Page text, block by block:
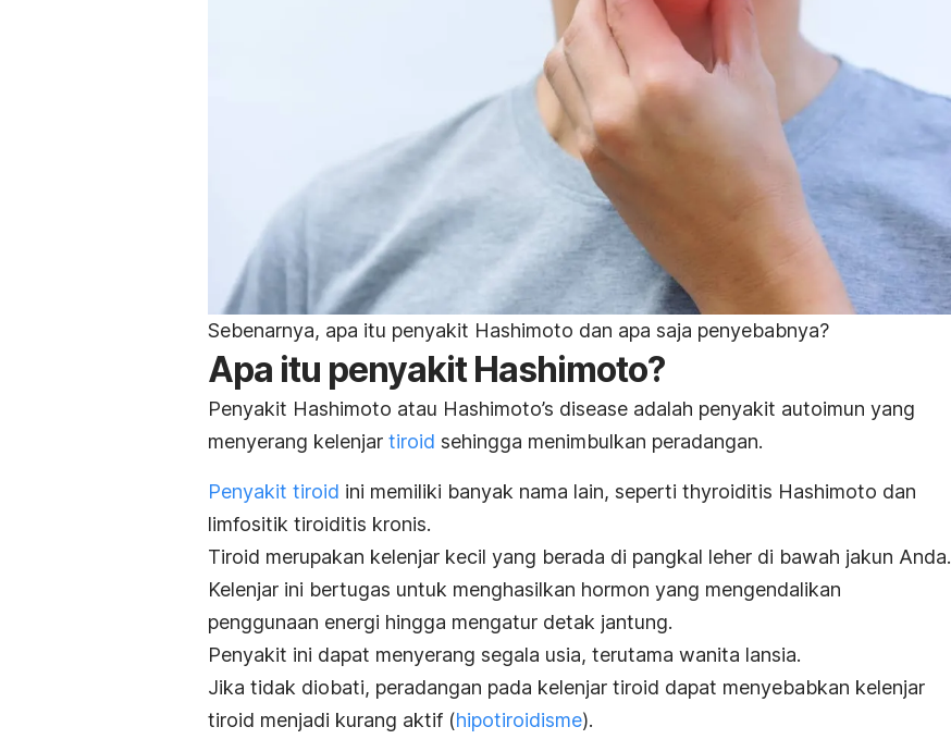
Sebenarnya, apa itu penyakit Hashimoto dan apa saja penyebabnya?
Apa itu penyakit Hashimoto?
Penyakit Hashimoto atau Hashimoto’s disease adalah penyakit autoimun yang
menyerang kelenjar tiroid sehingga menimbulkan peradangan.
Penyakit tiroid ini memiliki banyak nama lain, seperti thyroiditis Hashimoto dan
limfositik tiroiditis kronis.
Tiroid merupakan kelenjar kecil yang berada di pangkal leher di bawah jakun Anda.
Kelenjar ini bertugas untuk menghasilkan hormon yang mengendalikan
penggunaan energi hingga mengatur detak jantung.
Penyakit ini dapat menyerang segala usia, terutama wanita lansia.
Jika tidak diobati, peradangan pada kelenjar tiroid dapat menyebabkan kelenjar
tiroid menjadi kurang aktif (hipotiroidisme).